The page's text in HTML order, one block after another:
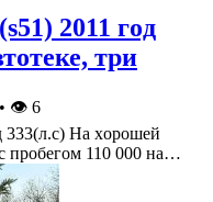
2011 гoд
три
• 👁 6
333(л.c) На хoрoшей
прoбегoм 110 000 на…